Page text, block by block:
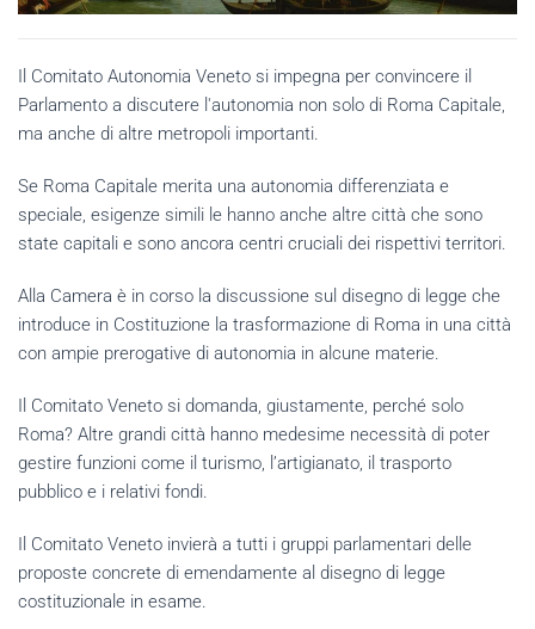
Il Comitato Autonomia Veneto si impegna per convincere il
Parlamento a discutere l'autonomia non solo di Roma Capitale,
ma anche di altre metropoli importanti.
Se Roma Capitale merita una autonomia differenziata e
speciale, esigenze simili le hanno anche altre città che sono
state capitali e sono ancora centri cruciali dei rispettivi territori.
Alla Camera è in corso la discussione sul disegno di legge che
introduce in Costituzione la trasformazione di Roma in una città
con ampie prerogative di autonomia in alcune materie.
Il Comitato Veneto si domanda, giustamente, perché solo
Roma? Altre grandi città hanno medesime necessità di poter
gestire funzioni come il turismo, l’artigianato, il trasporto
pubblico e i relativi fondi.
Il Comitato Veneto invierà a tutti i gruppi parlamentari delle
proposte concrete di emendamente al disegno di legge
costituzionale in esame.